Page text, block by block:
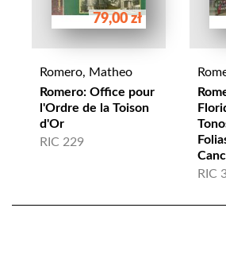
79,00 zł
Romero, Matheo
Romero: Office pour
l'Ordre de la Toison
d'Or
RIC 229
RIC